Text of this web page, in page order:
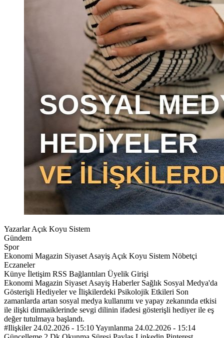
Yazarlar Açık Koyu Sistem
Gündem
Spor
Ekonomi Magazin Siyaset Asayiş Açık Koyu Sistem Nöbetçi
Eczaneler
Künye İletişim RSS Bağlantıları Üyelik Girişi
Ekonomi Magazin Siyaset Asayiş Haberler Sağlık Sosyal Medya'da
Gösterişli Hediyeler ve İlişkilerdeki Psikolojik Etkileri Son
zamanlarda artan sosyal medya kullanımı ve yapay zekanında etkisi
ile ilişki dinmaiklerinde sevgi dilinin ifadesi gösterişli hediyer ile eş
değer tutulmaya başlandı.
#Ilişkiler 24.02.2026 - 15:10 Yayınlanma 24.02.2026 - 15:14